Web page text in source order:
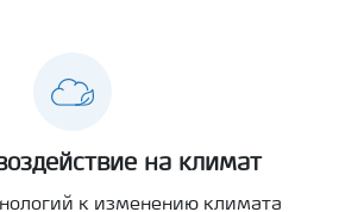
на климат
к изменению климата